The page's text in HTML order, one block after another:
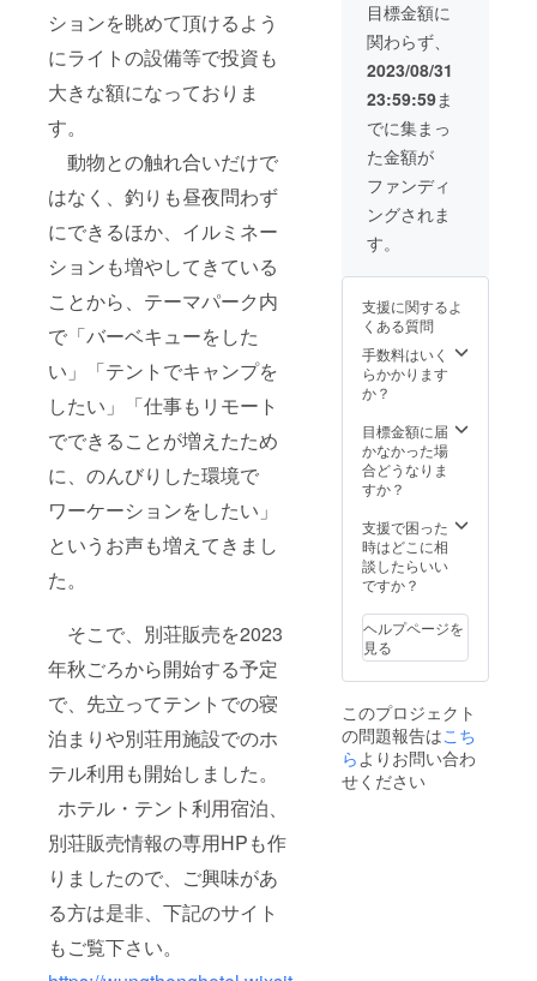
ションを眺めて頂けるよう
にライトの設備等で投資も
大きな額になっておりま
す。
動物との触れ合いだけで
はなく、釣りも昼夜問わず
にできるほか、イルミネー
ションも増やしてきている
ことから、テーマパーク内
で「バーベキューをした
い」「テントでキャンプを
したい」「仕事もリモート
でできることが増えたため
に、のんびりした環境で
ワーケーションをしたい」
というお声も増えてきまし
た。
そこで、別荘販売を2023
年秋ごろから開始する予定
で、先立ってテントでの寝
泊まりや別荘用施設でのホ
テル利用も開始しました。
ホテル・テント利用宿泊、
別荘販売情報の専用HPも作
りましたので、ご興味があ
る方は是非、下記のサイト
もご覧下さい。
タイか
ら日本
への配
送料、
弊社拠
点から
ご支援
頂いた
方のお
手元ま
での配
ており
ます。
・また
お礼に
メール
をお届
す。 ・
お名
前、リ
け先住
所、ご
連絡先
として
アドレ
ス、お
電話番
号をお
下さ
い。
さにも
よりま
すので
ご指定
できま
せん
が、概
ね高さ
も幅も
15CM程
度、100
グラム
下さ
い。 ・
タイに
在庫が
あるた
め、タ
の配送
料、日
本の弊
支援頂
いた方
のお手
元まで
料も含
まれて
おりま
す。 ・
礼に
メール
をお届
け致し
しま
動画、ボイスの
内容：授乳、食
事、散歩中等の
映像 ・収録時
提供方法：視聴
用のURLをメー
ルで送信
Youtube動画で
限定公開URLを
メールでお送り
いたします。
（インターネッ
トがご覧頂けれ
ば、無償・登録
等不要です） ・
ビデオレターの
Youtubeは私ど
もは公開限定設
定をしておきま
すが、お客様が
頂いても問題ご
ざいません。 ご
支援頂いた方
に、お申し込み
ける動物候補写
真をお送りし
て、名付け親に
なって頂く動物
頂きます。動物
選定のご連絡を
2023年11月にさ
せて頂き、種別
決定から出産等
のタイミングに
よって2～3か月
程度を基準とし
てビデオレター
を開始させて頂
目標金額に
関わらず、
2023/08/31
23:59:59ま
でに集まっ
た金額が
ファンディ
ングされま
す。
支援に関するよ
くある質問
手数料はいく
らかかります
か？
目標金額に届
かなかった場
合どうなりま
すか？
支援で困った
時はどこに相
談したらいい
ですか？
ヘルプページを
見る
このプロジェクト
の問題報告はこち
ら よりお問い合わ
せください